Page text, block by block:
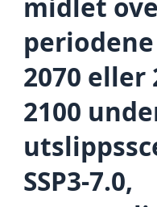
periodene
2070 eller
2100
SSP3-7.0,